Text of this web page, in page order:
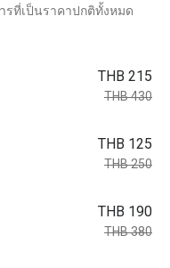
รที่เป็นราคาปกติทั้งหมด
THB 215
THB 430
THB 125
THB 250
THB 190
THB 380